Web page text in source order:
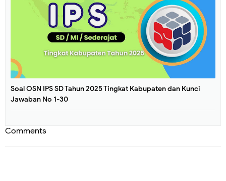
Soal OSN IPS SD Tahun 2025 Tingkat Kabupaten dan Kunci
Jawaban No 1-30
Comments